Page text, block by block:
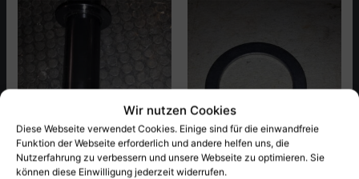
Wir nutzen Cookies
Diese Webseite verwendet Cookies. Einige sind für die einwandfreie
Funktion der Webseite erforderlich und andere helfen uns, die
Nutzerfahrung zu verbessern und unsere Webseite zu optimieren. Sie
können diese Einwilligung jederzeit widerrufen.
NICHT VORRÄTIG
Vorderachse/Vorderachse,
Vorderachse/Vorderachse,